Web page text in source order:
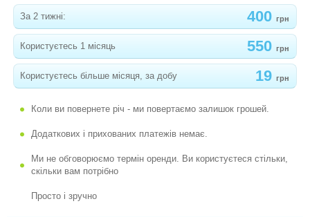
- МЕХАНІЧНИЙ PHILIPS AVENT
НЕБУЛАЙЗЕРИ (ІНГАЛЯТОРИ)
СТРИБУНЦІ
РОЗВИВАЮЧІ ІГРАШКИ
РІЗНЕ
СТІЛЬЧИКИ ДЛЯ ГОДУВАННЯ
ХОДУНКИ
ПОСЛУГИ
За 2 тижні: 400 грн
Користуєтесь 1 місяць 550 грн
Користуєтесь більше місяця, за добу 19 грн
Коли ви повернете річ - ми повертаємо залишок грошей.
Додаткових і прихованих платежів немає.
Ми не обговорюємо термін оренди. Ви користуєтеся стільки,
скільки вам потрібно
Просто і зручно